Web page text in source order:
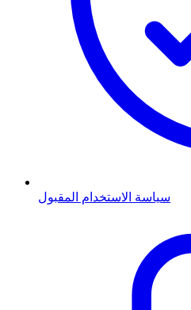
سياسة الاستخدام المقبول